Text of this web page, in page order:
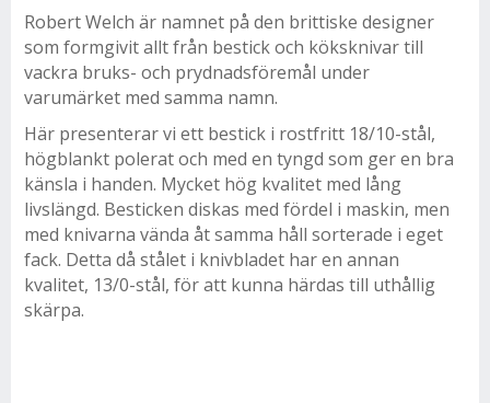
Robert Welch är namnet på den brittiske designer
som formgivit allt från bestick och köksknivar till
vackra bruks- och prydnadsföremål under
varumärket med samma namn.
Här presenterar vi ett bestick i rostfritt 18/10-stål,
högblankt polerat och med en tyngd som ger en bra
känsla i handen. Mycket hög kvalitet med lång
livslängd. Besticken diskas med fördel i maskin, men
med knivarna vända åt samma håll sorterade i eget
fack. Detta då stålet i knivbladet har en annan
kvalitet, 13/0-stål, för att kunna härdas till uthållig
skärpa.